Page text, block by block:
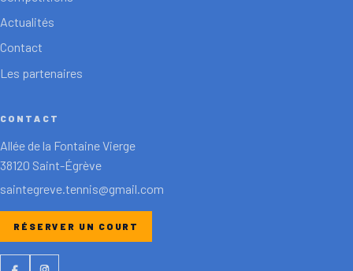
Actualités
Contact
Les partenaires
CONTACT
Allée de la Fontaine Vierge
38120 Saint-Égrève
saintegreve.tennis@gmail.com
RÉSERVER UN COURT
FacebookInstagram